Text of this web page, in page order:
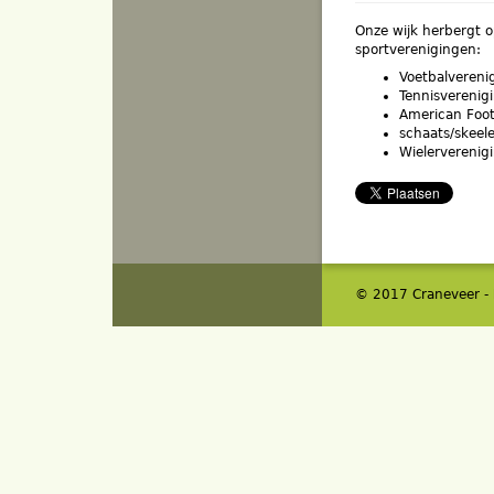
Onze wijk herbergt
sportverenigingen:
American
schaats/
© 2017 Craneveer -